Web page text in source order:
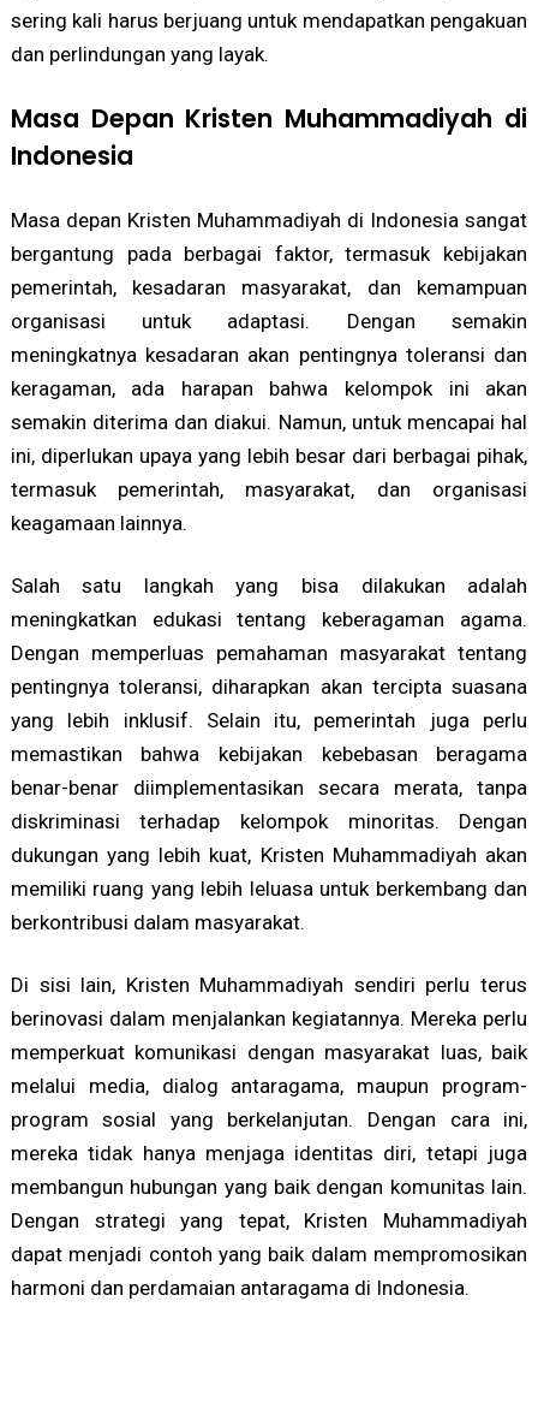
sering kali harus berjuang untuk mendapatkan pengakuan
dan perlindungan yang layak.
Masa Depan Kristen Muhammadiyah di
Indonesia
Masa depan Kristen Muhammadiyah di Indonesia sangat
bergantung pada berbagai faktor, termasuk kebijakan
pemerintah, kesadaran masyarakat, dan kemampuan
organisasi untuk adaptasi. Dengan semakin
meningkatnya kesadaran akan pentingnya toleransi dan
keragaman, ada harapan bahwa kelompok ini akan
semakin diterima dan diakui. Namun, untuk mencapai hal
ini, diperlukan upaya yang lebih besar dari berbagai pihak,
termasuk pemerintah, masyarakat, dan organisasi
keagamaan lainnya.
Salah satu langkah yang bisa dilakukan adalah
meningkatkan edukasi tentang keberagaman agama.
Dengan memperluas pemahaman masyarakat tentang
pentingnya toleransi, diharapkan akan tercipta suasana
yang lebih inklusif. Selain itu, pemerintah juga perlu
memastikan bahwa kebijakan kebebasan beragama
benar-benar diimplementasikan secara merata, tanpa
diskriminasi terhadap kelompok minoritas. Dengan
dukungan yang lebih kuat, Kristen Muhammadiyah akan
memiliki ruang yang lebih leluasa untuk berkembang dan
berkontribusi dalam masyarakat.
Di sisi lain, Kristen Muhammadiyah sendiri perlu terus
berinovasi dalam menjalankan kegiatannya. Mereka perlu
memperkuat komunikasi dengan masyarakat luas, baik
melalui media, dialog antaragama, maupun program-
program sosial yang berkelanjutan. Dengan cara ini,
mereka tidak hanya menjaga identitas diri, tetapi juga
membangun hubungan yang baik dengan komunitas lain.
Dengan strategi yang tepat, Kristen Muhammadiyah
dapat menjadi contoh yang baik dalam mempromosikan
harmoni dan perdamaian antaragama di Indonesia.